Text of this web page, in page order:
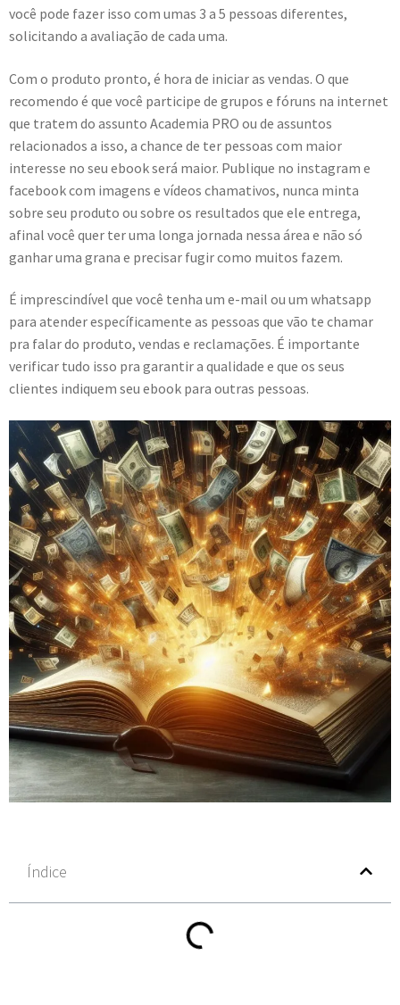
você pode fazer isso com umas 3 a 5 pessoas diferentes,
solicitando a avaliação de cada uma.
Com o produto pronto, é hora de iniciar as vendas. O que
recomendo é que você participe de grupos e fóruns na internet
que tratem do assunto Academia PRO ou de assuntos
relacionados a isso, a chance de ter pessoas com maior
interesse no seu ebook será maior. Publique no instagram e
facebook com imagens e vídeos chamativos, nunca minta
sobre seu produto ou sobre os resultados que ele entrega,
afinal você quer ter uma longa jornada nessa área e não só
ganhar uma grana e precisar fugir como muitos fazem.
É imprescindível que você tenha um e-mail ou um whatsapp
para atender específicamente as pessoas que vão te chamar
pra falar do produto, vendas e reclamações. É importante
verificar tudo isso pra garantir a qualidade e que os seus
clientes indiquem seu ebook para outras pessoas.
Índice